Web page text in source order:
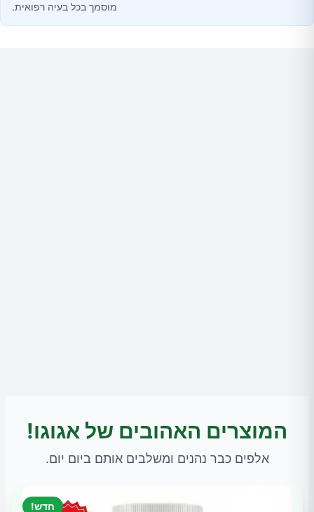
מוסמך בכל בעיה רפואית.
המוצרים האהובים של אגוגו!
אלפים כבר נהנים ומשלבים אותם ביום יום.
חדש!